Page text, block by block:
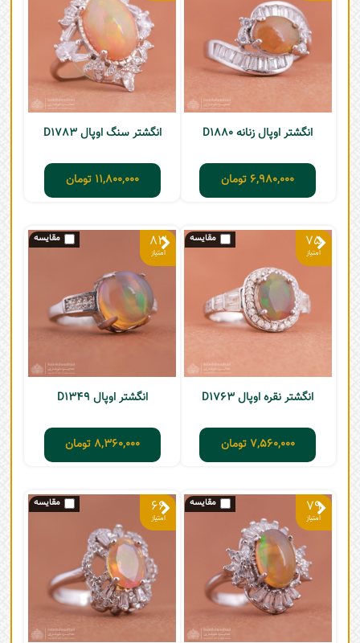
انگشتر اوپال زنانه D1880
6,980,000 تومان
انگشتر سنگ اوپال D1783
11,800,000 تومان
75
انگشتر نقره اوپال D1763
7,560,000 تومان
83
انگشتر اوپال D1349
8,360,000 تومان
79
66